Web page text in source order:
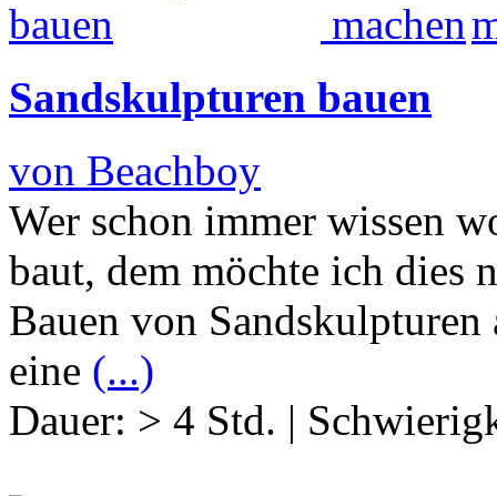
Sandskulpturen bauen
von Beachboy
Wer schon immer wissen
baut, dem möchte ich dies
Bauen von
eine (...)
Dauer: > 4 Std. |